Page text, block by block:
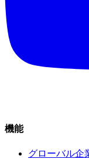
機能
グローバル企